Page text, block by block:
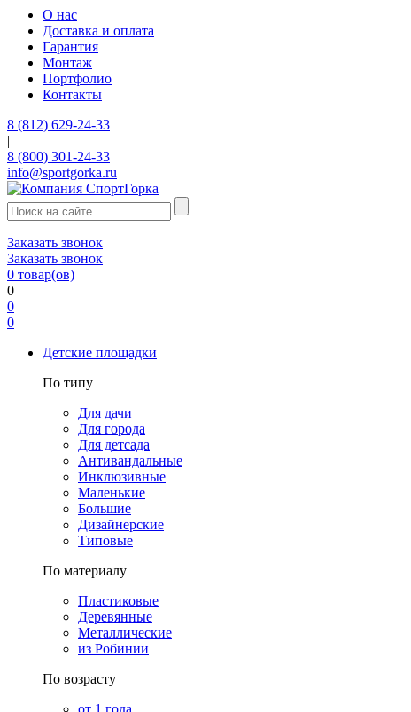
О нас
Доставка и оплата
Гарантия
Монтаж
Портфолио
Контакты
8 (812) 629-24-33
|
8 (800) 301-24-33
info@sportgorka.ru
Заказать звонок
Заказать звонок
0 товар(ов)
0
0
0
Детские площадки
По типу
Для дачи
Для города
Для детсада
Антивандальные
Инклюзивные
Маленькие
Большие
Дизайнерские
Типовые
По материалу
Пластиковые
Деревянные
Металлические
из Робинии
По возрасту
от 1 года